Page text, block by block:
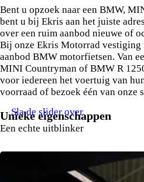
Bent u opzoek naar een BMW,
bent u bij Ekris aan het juiste
over een ruim aanbod nieuwe of
Bij onze Ekris Motorrad
aanbod BMW motorfietsen. Van
MINI Countryman of BMW R
voor iedereen het voertuig van
voorraad of bezoek één van onze
Unieke eigenschappen
Een echte uitblinker
Sla de slider over